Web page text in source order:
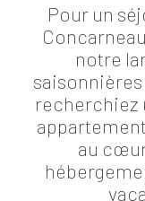
Pour un
notre
saisonnières
recherchiez
au